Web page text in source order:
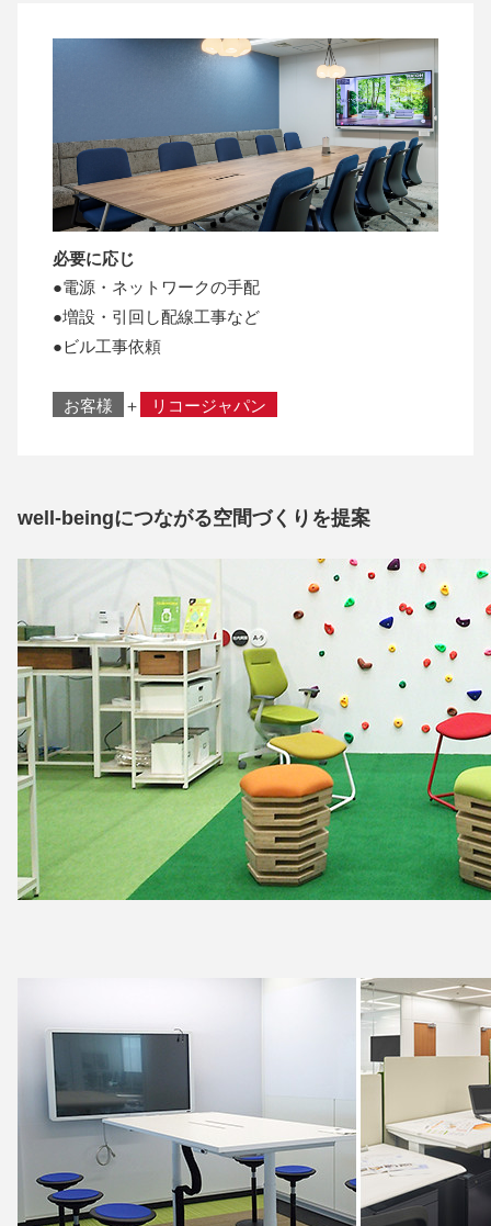
必要に応じ
●電源・ネットワークの手配
●増設・引回し配線工事など
●ビル工事依頼
お客様 ＋ リコージャパン
well-beingにつながる空間づくりを提案